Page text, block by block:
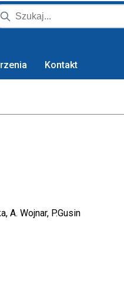
Kontakt
A. Wojnar, P.Gusin